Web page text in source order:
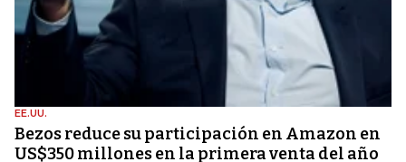
EE.UU.
Bezos reduce su participación en Amazon en
US$350 millones en la primera venta del año